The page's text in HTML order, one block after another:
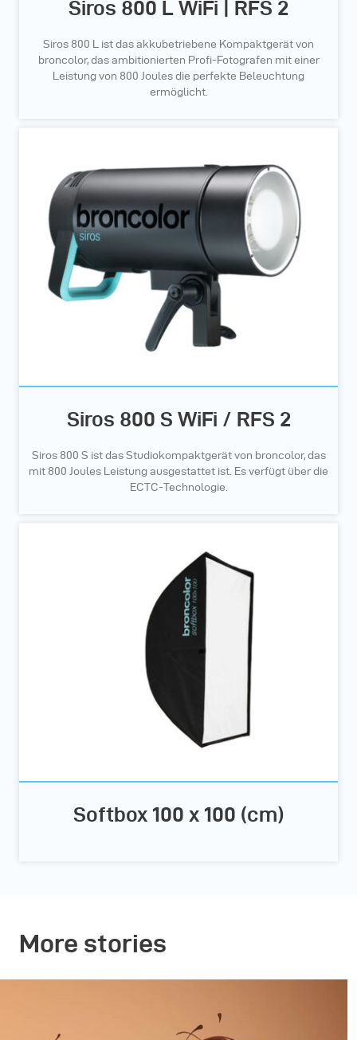
Siros 800 L WiFi | RFS 2
Siros 800 L ist das akkubetriebene Kompaktgerät von
broncolor, das ambitionierten Profi-Fotografen mit einer
Leistung von 800 Joules die perfekte Beleuchtung
ermöglicht.
Siros 800 S WiFi / RFS 2
Siros 800 S ist das Studiokompaktgerät von broncolor, das
mit 800 Joules Leistung ausgestattet ist. Es verfügt über die
ECTC-Technologie.
Softbox 100 x 100 (cm)
More stories